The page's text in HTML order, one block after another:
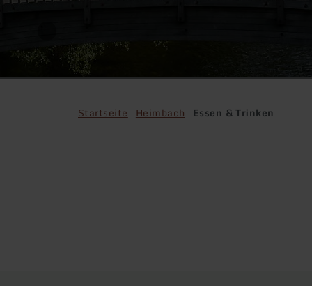
Startseite Heimbach Essen & Trinken